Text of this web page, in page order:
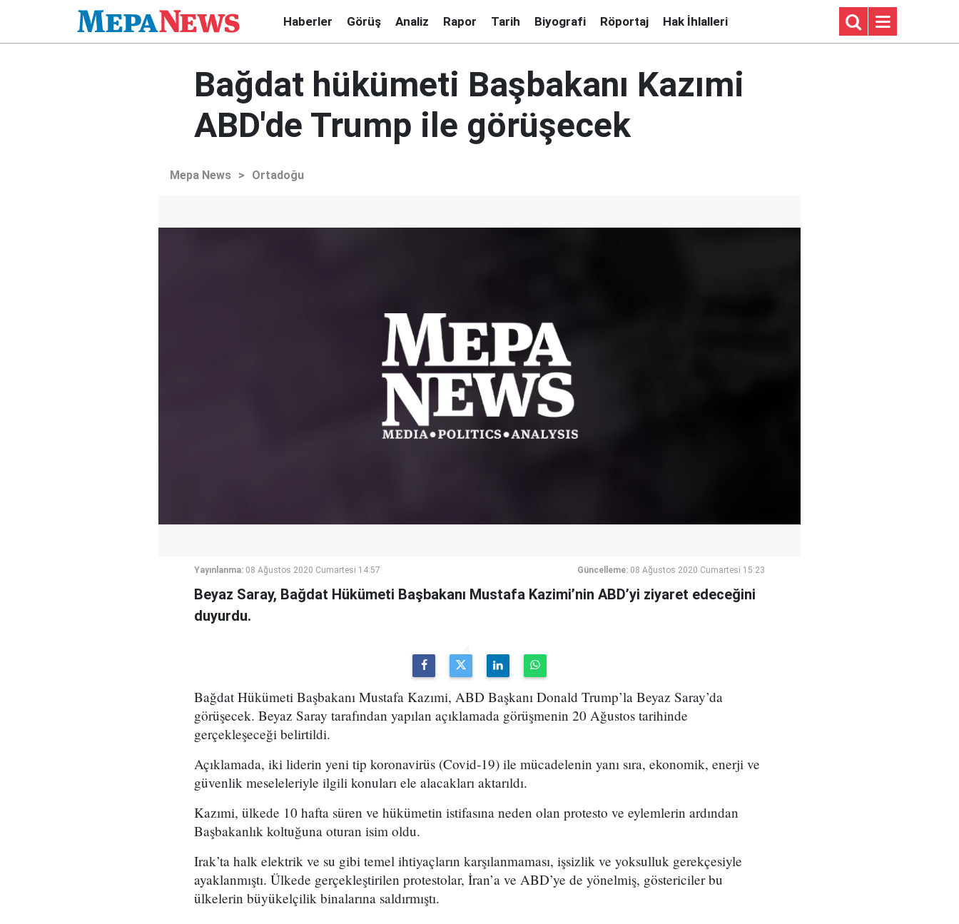
Haberler Görüş Analiz Rapor Tarih Biyografi Röportaj Hak İhlalleri
Bağdat hükümeti Başbakanı Kazımi
ABD'de Trump ile görüşecek
Mepa News > Ortadoğu
Yayınlanma: 08 Ağustos 2020 Cumartesi 14:57 Güncelleme: 08 Ağustos 2020 Cumartesi 15:23
Beyaz Saray, Bağdat Hükümeti Başbakanı Mustafa Kazimi’nin ABD’yi ziyaret edeceğini
duyurdu.
Bağdat Hükümeti Başbakanı Mustafa Kazımi, ABD Başkanı Donald Trump’la Beyaz Saray’da
görüşecek. Beyaz Saray tarafından yapılan açıklamada görüşmenin 20 Ağustos tarihinde
gerçekleşeceği belirtildi.
Açıklamada, iki liderin yeni tip koronavirüs (Covid-19) ile mücadelenin yanı sıra, ekonomik, enerji ve
güvenlik meseleleriyle ilgili konuları ele alacakları aktarıldı.
Kazımi, ülkede 10 hafta süren ve hükümetin istifasına neden olan protesto ve eylemlerin ardından
Başbakanlık koltuğuna oturan isim oldu.
Irak’ta halk elektrik ve su gibi temel ihtiyaçların karşılanmaması, işsizlik ve yoksulluk gerekçesiyle
ayaklanmıştı. Ülkede gerçekleştirilen protestolar, İran’a ve ABD’ye de yönelmiş, göstericiler bu
ülkelerin büyükelçilik binalarına saldırmıştı.